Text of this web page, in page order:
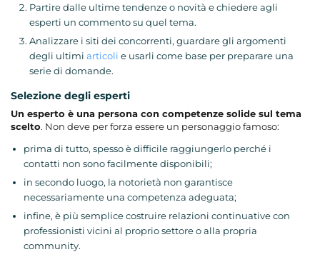
Partire dalle ultime tendenze o novità e chiedere agli
esperti un commento su quel tema.
Analizzare i siti dei concorrenti, guardare gli argomenti
degli ultimi articoli e usarli come base per preparare una
serie di domande.
Selezione degli esperti
Un esperto è una persona con competenze solide sul tema
scelto. Non deve per forza essere un personaggio famoso:
prima di tutto, spesso è difficile raggiungerlo perché i
contatti non sono facilmente disponibili;
in secondo luogo, la notorietà non garantisce
necessariamente una competenza adeguata;
infine, è più semplice costruire relazioni continuative con
professionisti vicini al proprio settore o alla propria
community.